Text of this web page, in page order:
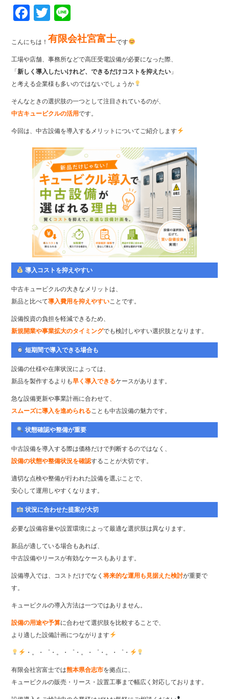
Fa
bo
ok
T
wi
tte
r
ne
こんにちは！有限会社宮富士です
工場や店舗、事務所などで高圧受電設備が必要になった際、
「新しく導入したいけれど、できるだけコストを抑えたい 」
と考える企業様も多いのではないでしょうか
そんなときの選択肢の一つとして注目されているのが、
中古キュービクルの活用です。
今回は、中古設備を導入するメリットについてご紹介します
導入コストを抑えやすい
中古キュービクルの大きなメリットは、
新品と比べて導入費用を抑えやすいことです。
設備投資の負担を軽減できるため、
新規開業や事業拡大のタイミングでも検討しやすい選択肢となります。
短期間で導入できる場合も
設備の仕様や在庫状況によっては、
新品を製作するよりも早く導入できるケースがあります。
急な設備更新や事業計画に合わせて、
スムーズに導入を進められることも中古設備の魅力です。
状態確認や整備が重要
中古設備を導入する際は価格だけで判断するのではなく、
設備の状態や整備状況を確認することが大切です。
適切な点検や整備が行われた設備を選ぶことで、
安心して運用しやすくなります。
状況に合わせた提案が大切
必要な設備容量や設置環境によって最適な選択肢は異なります。
新品が適している場合もあれば、
中古設備やリースが有効なケースもあります。
設備導入では、コストだけでなく将来的な運用も見据えた検討が重要で
す。
キュービクルの導入方法は一つではありません。
設備の用途や予算に合わせて選択肢を比較することで、
より適した設備計画につながります
・。・゜・。・゜・。・゜・。・゜・
有限会社宮富士では熊本県合志市を拠点に、
キュービクルの販売・リース・設置工事まで幅広く対応しております。